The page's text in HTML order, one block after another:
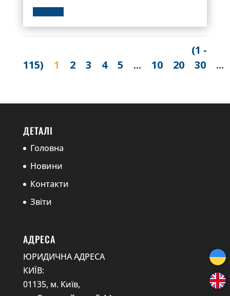
(1 -
115)
1 2 3 4 5 ... 10 20 30 ...
ДЕТАЛІ
Головна
Новини
Контакти
Звіти
АДРЕСА
ЮРИДИЧНА АДРЕСА
КИЇВ:
01135, м. Київ,